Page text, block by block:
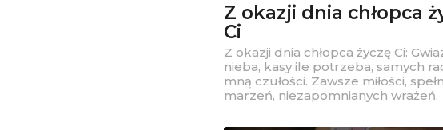
Z okazji dnia chłopca
Ci
Z okazji dnia chłopca życzę Ci:
nieba, kasy ile potrzeba, samych
mną czułości. Zawsze miłości,
marzeń, niezapomnianych wrażeń.